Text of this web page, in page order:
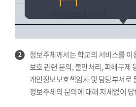
2
정보주체께서는 학교의 서비스를
보호 관련 문의, 불만처리, 피해구제
개인정보보호책임자 및 담당부서로
정보주체의 문의에 대해 지체없이